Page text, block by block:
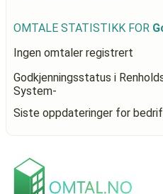
OMTALE STATISTIKK FOR
Ingen omtaler registrert
Godkjenningsstatus i
System-
Siste oppdateringer for